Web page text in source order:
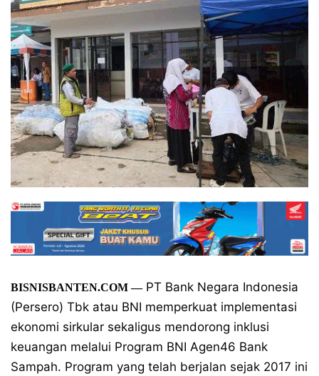
BISNISBANTEN.COM—PT Bank Negara Indonesia
(Persero) Tbk atau BNI memperkuat implementasi
ekonomi sirkular sekaligus mendorong inklusi
keuangan melalui Program BNI Agen46 Bank
Sampah. Program yang telah berjalan sejak 2017 ini